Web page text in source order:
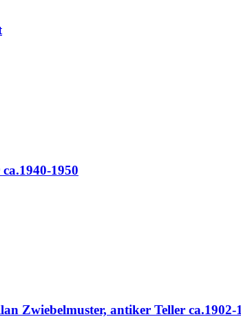
1950
Zwiebelmuster, antiker Teller ca.1902-